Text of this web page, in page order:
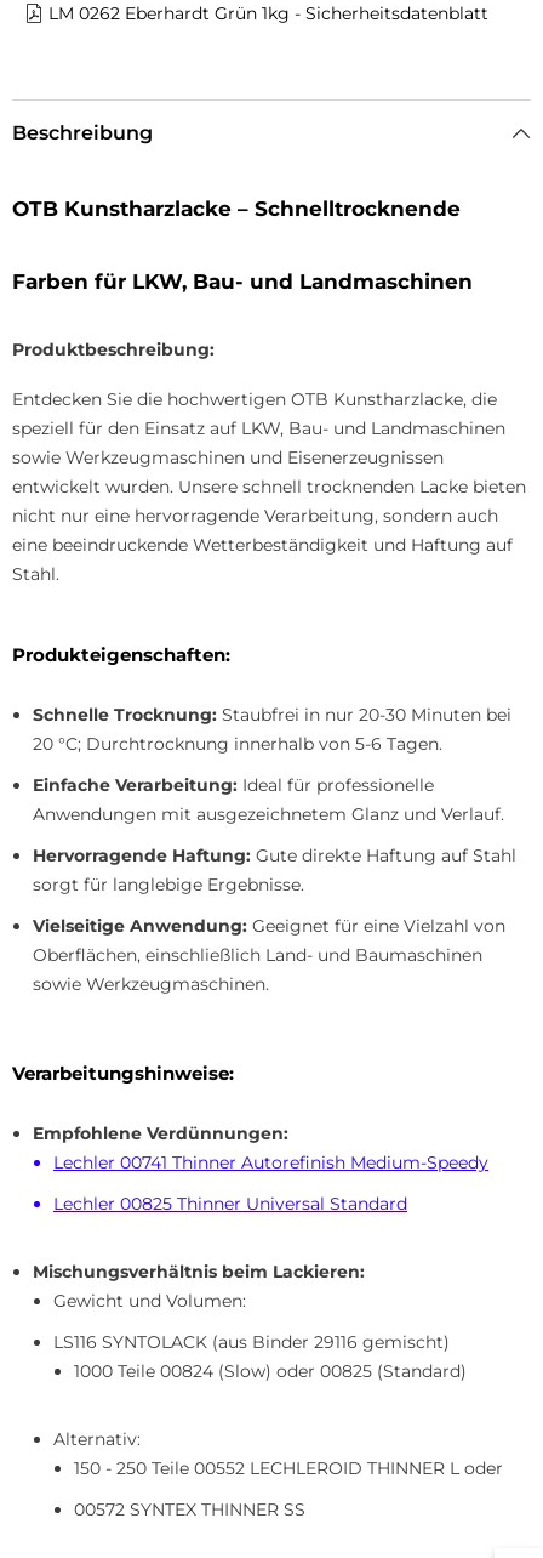
LM 0262 Eberhardt Grün 1kg - Sicherheitsdatenblatt
Beschreibung
OTB Kunstharzlacke – Schnelltrocknende
Farben für LKW, Bau- und Landmaschinen
Produktbeschreibung:
Entdecken Sie die hochwertigen OTB Kunstharzlacke, die
speziell für den Einsatz auf LKW, Bau- und Landmaschinen
sowie Werkzeugmaschinen und Eisenerzeugnissen
entwickelt wurden. Unsere schnell trocknenden Lacke bieten
nicht nur eine hervorragende Verarbeitung, sondern auch
eine beeindruckende Wetterbeständigkeit und Haftung auf
Stahl.
Produkteigenschaften:
Schnelle Trocknung: Staubfrei in nur 20-30 Minuten bei
20 °C; Durchtrocknung innerhalb von 5-6 Tagen.
Einfache Verarbeitung: Ideal für professionelle
Anwendungen mit ausgezeichnetem Glanz und Verlauf.
Hervorragende Haftung: Gute direkte Haftung auf Stahl
sorgt für langlebige Ergebnisse.
Vielseitige Anwendung: Geeignet für eine Vielzahl von
Oberflächen, einschließlich Land- und Baumaschinen
sowie Werkzeugmaschinen.
Verarbeitungshinweise:
Empfohlene Verdünnungen:
Lechler 00741 Thinner Autorefinish Medium-Speedy
Lechler 00825 Thinner Universal Standard
Mischungsverhältnis beim Lackieren:
Gewicht und Volumen:
LS116 SYNTOLACK (aus Binder 29116 gemischt)
1000 Teile 00824 (Slow) oder 00825 (Standard)
Alternativ:
150 - 250 Teile 00552 LECHLEROID THINNER L oder
00572 SYNTEX THINNER SS